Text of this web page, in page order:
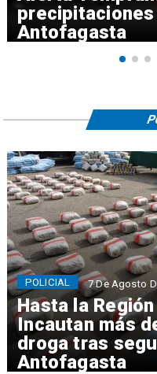
precipitaciones
Antofagasta
Hasta la
Incautan más
droga tras
Antofagasta
POLICIAL 7 De Agosto